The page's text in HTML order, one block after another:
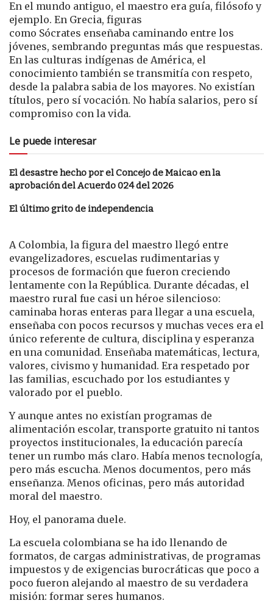
En el mundo antiguo, el maestro era guía, filósofo y
ejemplo. En Grecia, figuras
como Sócrates enseñaba caminando entre los
jóvenes, sembrando preguntas más que respuestas.
En las culturas indígenas de América, el
conocimiento también se transmitía con respeto,
desde la palabra sabia de los mayores. No existían
títulos, pero sí vocación. No había salarios, pero sí
compromiso con la vida.
Le puede interesar
El desastre hecho por el Concejo de Maicao en la
aprobación del Acuerdo 024 del 2026
El último grito de independencia
A Colombia, la figura del maestro llegó entre
evangelizadores, escuelas rudimentarias y
procesos de formación que fueron creciendo
lentamente con la República. Durante décadas, el
maestro rural fue casi un héroe silencioso:
caminaba horas enteras para llegar a una escuela,
enseñaba con pocos recursos y muchas veces era el
único referente de cultura, disciplina y esperanza
en una comunidad. Enseñaba matemáticas, lectura,
valores, civismo y humanidad. Era respetado por
las familias, escuchado por los estudiantes y
valorado por el pueblo.
Y aunque antes no existían programas de
alimentación escolar, transporte gratuito ni tantos
proyectos institucionales, la educación parecía
tener un rumbo más claro. Había menos tecnología,
pero más escucha. Menos documentos, pero más
enseñanza. Menos oficinas, pero más autoridad
moral del maestro.
Hoy, el panorama duele.
La escuela colombiana se ha ido llenando de
formatos, de cargas administrativas, de programas
impuestos y de exigencias burocráticas que poco a
poco fueron alejando al maestro de su verdadera
misión: formar seres humanos.